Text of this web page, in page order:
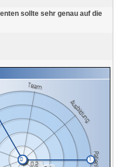
sollte sehr genau auf die